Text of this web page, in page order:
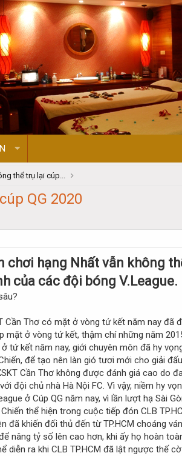
thể trụ lại cúp...
QG 2020
chơi hạng Nhất vẫn không
của các đội bóng V.League.
Cần Thơ có mặt ở vòng tứ kết năm nay đã
mặt ở vòng tứ kết, thậm chí những năm
tứ kết năm nay, giới chuyên môn đã hy
để tạo nên làn gió tươi mới cho giải
Cần Thơ không được đánh giá cao do
đội chủ nhà Hà Nội FC. Vì vậy, niềm hy
ở Cúp QG năm nay, vì lần lượt hạ Sài
thể hiện trong cuộc tiếp đón CLB
đã khiến đối thủ đến từ TP.HCM choáng
nâng tỷ số lên cao hơn, khi ấy họ hoàn
diễn ra khi CLB TP.HCM đã lật ngược thế